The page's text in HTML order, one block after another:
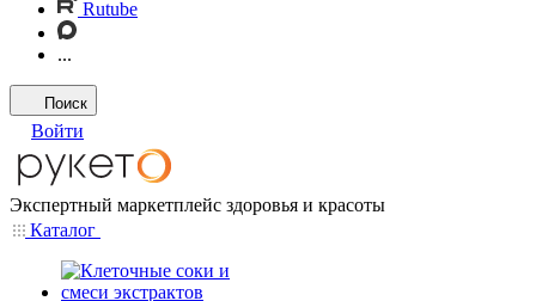
Rutube
...
Поиск
Войти
Экспертный маркетплейс здоровья и красоты
Каталог